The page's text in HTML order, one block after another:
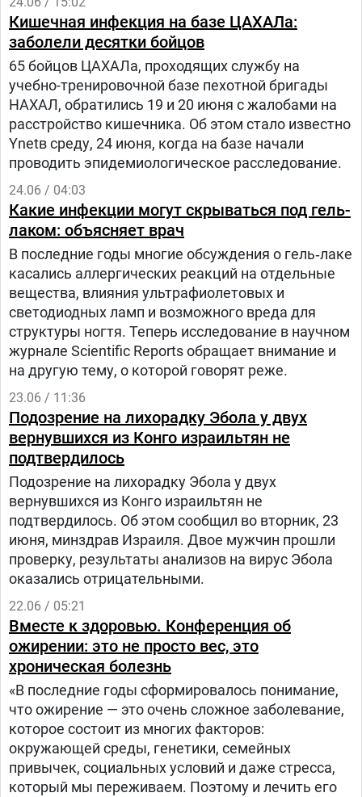
Кишечная инфекция на базе ЦАХАЛа:
заболели десятки бойцов
65 бойцов ЦАХАЛа, проходящих службу на
учебно-тренировочной базе пехотной бригады
НАХАЛ, обратились 19 и 20 июня с жалобами на
расстройство кишечника. Об этом стало известно
Ynetв среду, 24 июня, когда на базе начали
проводить эпидемиологическое расследование.
24.06 / 04:03
Какие инфекции могут скрываться под гель-
лаком: объясняет врач
В последние годы многие обсуждения о гель‑лаке
касались аллергических реакций на отдельные
вещества, влияния ультрафиолетовых и
светодиодных ламп и возможного вреда для
структуры ногтя. Теперь исследование в научном
журнале Scientific Reports обращает внимание и
на другую тему, о которой говорят реже.
23.06 / 11:36
Подозрение на лихорадку Эбола у двух
вернувшихся из Конго израильтян не
подтвердилось
Подозрение на лихорадку Эбола у двух
вернувшихся из Конго израильтян не
подтвердилось. Об этом сообщил во вторник, 23
июня, минздрав Израиля. Двое мужчин прошли
проверку, результаты анализов на вирус Эбола
оказались отрицательными.
22.06 / 05:21
Вместе к здоровью. Конференция об
ожирении: это не просто вес, это
хроническая болезнь
«В последние годы сформировалось понимание,
что ожирение — это очень сложное заболевание,
которое состоит из многих факторов:
окружающей среды, генетики, семейных
привычек, социальных условий и даже стресса,
который мы переживаем. Поэтому и лечить его